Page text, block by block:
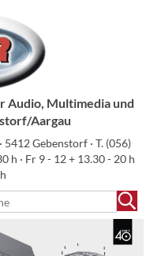
Audio, Multimedia und
Aargau
Gebenstorf · T. (056)
h · Fr 9 - 12 + 13.30 - 20 h